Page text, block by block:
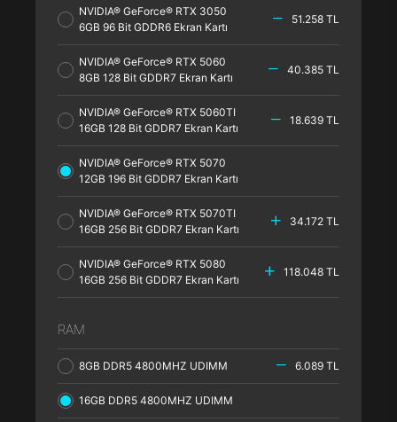
NVIDIA® GeForce® RTX 3050
6GB 96 Bit GDDR6 Ekran Kartı
51.258 TL
NVIDIA® GeForce® RTX 5060
8GB 128 Bit GDDR7 Ekran Kartı
40.385 TL
NVIDIA® GeForce® RTX 5060TI
16GB 128 Bit GDDR7 Ekran Kartı
18.639 TL
NVIDIA® GeForce® RTX 5070
12GB 196 Bit GDDR7 Ekran Kartı
NVIDIA® GeForce® RTX 5070TI
16GB 256 Bit GDDR7 Ekran Kartı
34.172 TL
NVIDIA® GeForce® RTX 5080
16GB 256 Bit GDDR7 Ekran Kartı
118.048 TL
RAM
8GB DDR5 4800MHZ UDIMM 6.089 TL
16GB DDR5 4800MHZ UDIMM